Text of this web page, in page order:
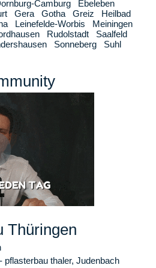
Camburg
Ebeleben
Gera Gotha Greiz
Heilbad
Leinefelde-Worbis
Meiningen
Rudolstadt
Saalfeld
Sonneberg
Suhl
Thüringen
pflasterbau thaler, Judenbach